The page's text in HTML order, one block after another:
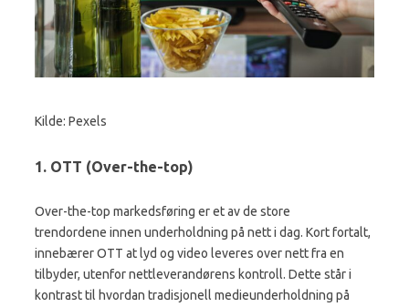
Kilde: Pexels
1. OTT (Over-the-top)
Over-the-top markedsføring er et av de store
trendordene innen underholdning på nett i dag. Kort fortalt,
innebærer OTT at lyd og video leveres over nett fra en
tilbyder, utenfor nettleverandørens kontroll. Dette står i
kontrast til hvordan tradisjonell medieunderholdning på